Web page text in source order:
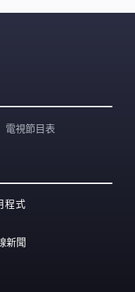
電視節目表
程式
新聞